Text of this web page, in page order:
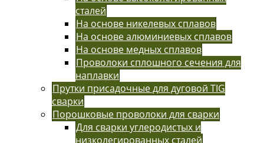
сталей
На основе никелевых сплавов
На основе алюминиевых сплавов
На основе медных сплавов
Проволоки сплошного сечения для
наплавки
Прутки присадочные для дуговой TIG
сварки
Порошковые проволоки для сварки
Для сварки углеродистых и
низколегированных сталей